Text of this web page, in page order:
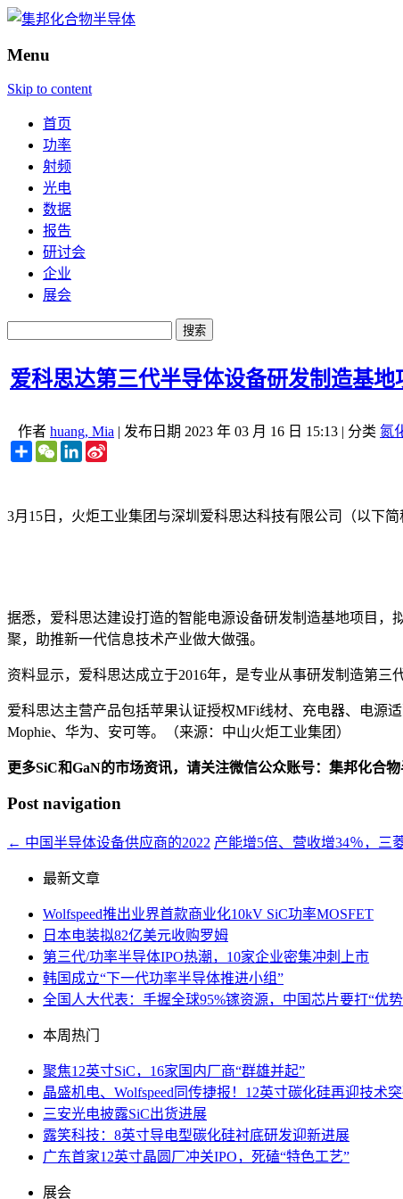
Menu
Skip to content
首页
功率
射频
光电
数据
报告
研讨会
企业
展会
爱科思达第三代半导体设备研发制造基地
作者 huang, Mia | 发布日期 2023 年 03 月 16 日 15:13 | 分类 氮
ShareWeChatLinkedIn
3月15日，火炬工业集团与深圳爱科思达科技有限公司（以下
据悉，爱科思达建设打造的智能电源设备研发制造基地项目，
聚，助推新一代信息技术产业做大做强。
资料显示，爱科思达成立于2016年，是专业从事研发制造第
爱科思达主营产品包括苹果认证授权MFi线材、充电器、电源
Mophie、华为、安可等。（来源：中山火炬工业集团）
更多SiC和GaN的市场资讯，请关注微信公众账号：集邦化合物
Post navigation
← 中国半导体设备供应商的2022 产能增5倍、营收增34％，三
最新文章
Wolfspeed推出业界首款商业化10kV SiC功率MOSFET
日本电装拟82亿美元收购罗姆
第三代/功率半导体IPO热潮，10家企业密集冲刺上市
韩国成立“下一代功率半导体推进小组”
全国人大代表：手握全球95%镓资源，中国芯片要打“优
本周热门
聚焦12英寸SiC，16家国内厂商“群雄并起”
晶盛机电、Wolfspeed同传捷报！12英寸碳化硅再迎技术
三安光电披露SiC出货进展
露笑科技：8英寸导电型碳化硅衬底研发迎新进展
广东首家12英寸晶圆厂冲关IPO，死磕“特色工艺”
展会